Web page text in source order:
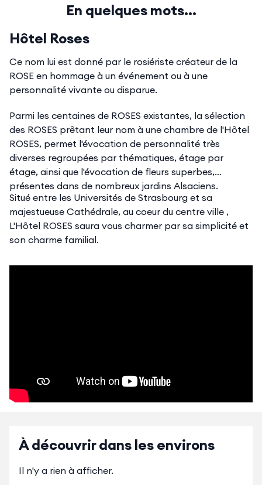
En quelques mots...
Hôtel Roses
Ce nom lui est donné par le rosiériste créateur de la
ROSE en hommage à un événement ou à une
personnalité vivante ou disparue.
Parmi les centaines de ROSES existantes, la sélection
des ROSES prêtant leur nom à une chambre de l'Hôtel
ROSES, permet l'évocation de personnalité très
diverses regroupées par thématiques, étage par
étage, ainsi que l'évocation de fleurs superbes,
présentes dans de nombreux jardins Alsaciens.
Situé entre les Universités de Strasbourg et sa
majestueuse Cathédrale, au coeur du centre ville ,
L'Hôtel ROSES saura vous charmer par sa simplicité et
son charme familial.
À découvrir dans les environs
Il n'y a rien à afficher.